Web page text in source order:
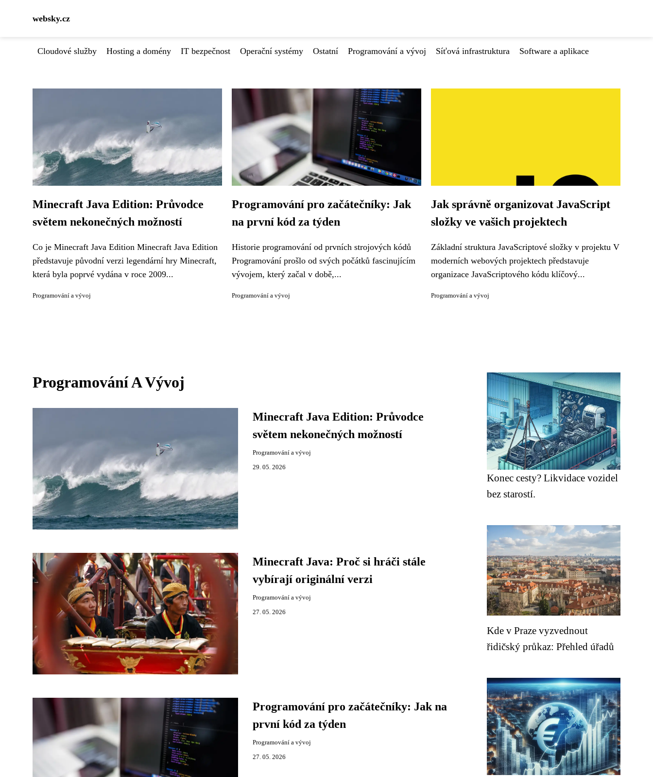
websky.cz
Cloudové služby Hosting a domény IT bezpečnost Operační systémy Ostatní Programování a vývoj Síťová infrastruktura Software a aplikace
Minecraft Java Edition: Průvodce
světem nekonečných možností
Co je Minecraft Java Edition Minecraft Java Edition
představuje původní verzi legendární hry Minecraft,
která byla poprvé vydána v roce 2009...
Programování a vývoj
Programování pro začátečníky: Jak
na první kód za týden
Historie programování od prvních strojových kódů
Programování prošlo od svých počátků fascinujícím
vývojem, který začal v době,...
Programování a vývoj
Jak správně organizovat JavaScript
složky ve vašich projektech
Základní struktura JavaScriptové složky v projektu V
moderních webových projektech představuje
organizace JavaScriptového kódu klíčový...
Programování a vývoj
Programování A Vývoj
Minecraft Java Edition: Průvodce
světem nekonečných možností
Programování a vývoj
29. 05. 2026
Minecraft Java: Proč si hráči stále
vybírají originální verzi
Programování a vývoj
27. 05. 2026
Programování pro začátečníky: Jak na
první kód za týden
Programování a vývoj
27. 05. 2026
Konec cesty? Likvidace vozidel
bez starostí.
Kde v Praze vyzvednout
řidičský průkaz: Přehled úřadů